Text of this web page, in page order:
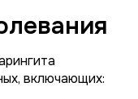
включающих: